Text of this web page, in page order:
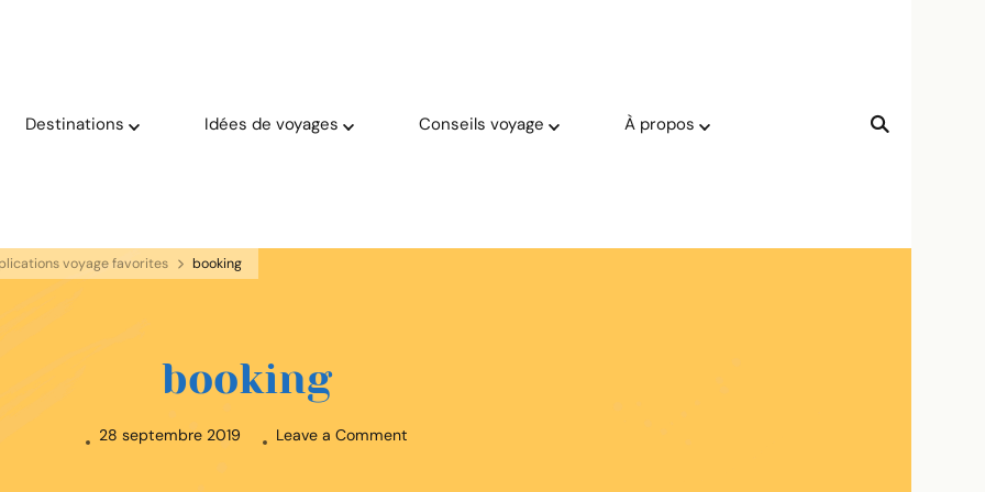
Destinations Idées de voyages Conseils voyage À propos
voyage favorites booking
booking
28 septembre 2019 Leave a Commenton